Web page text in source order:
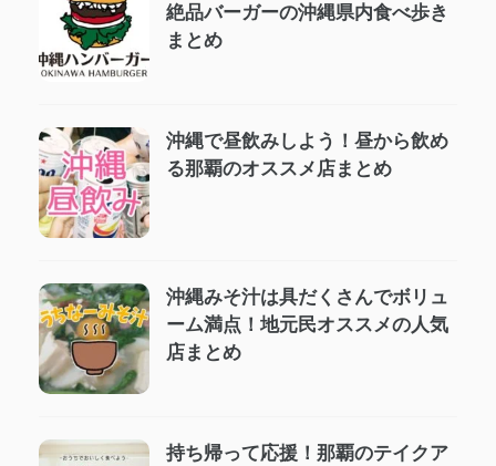
絶品バーガーの沖縄県内食べ歩き
まとめ
沖縄で昼飲みしよう！昼から飲め
る那覇のオススメ店まとめ
沖縄みそ汁は具だくさんでボリュ
ーム満点！地元民オススメの人気
店まとめ
持ち帰って応援！那覇のテイクア